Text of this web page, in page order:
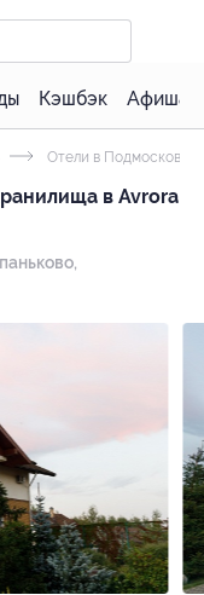
Кэшбэк Афиша
Отели в
в Avrora